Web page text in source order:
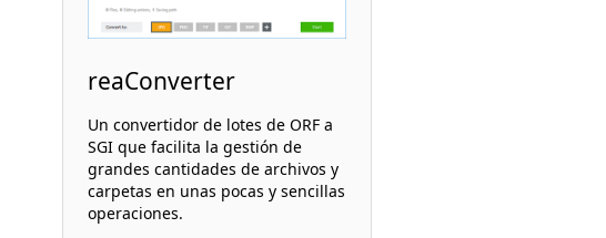
reaConverter
Un convertidor de lotes de ORF a
SGI que facilita la gestión de
grandes cantidades de archivos y
carpetas en unas pocas y sencillas
operaciones.